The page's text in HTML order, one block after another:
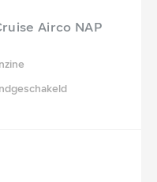
Airco NAP